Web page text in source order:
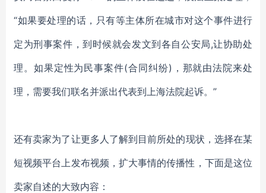
“如果要处理的话，只有等主体所在城市对这个事件进行
定为刑事案件，到时候就会发文到各自公安局,让协助处
理。如果定性为民事案件(合同纠纷)，那就由法院来处
理，需要我们联名并派出代表到上海法院起诉。”
还有卖家为了让更多人了解到目前所处的现状，选择在某
短视频平台上 发布视频，扩大事情的传播性 ， 下面是这位
卖家自述的大致内容：